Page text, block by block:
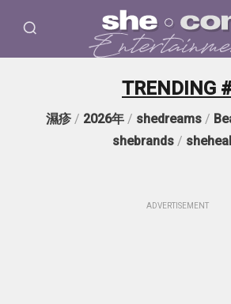
TRENDING
濕疹 / 2026年 / shedreams /
shebrands/
ADVERTISEMENT